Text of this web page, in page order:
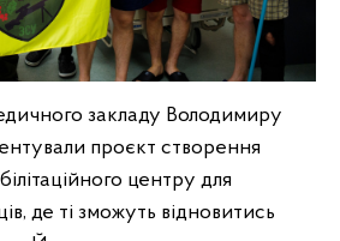
закладу Володимиру
проєкт створення
центру для
де ті зможуть відновитись